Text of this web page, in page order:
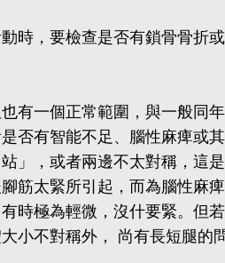
時，要檢查是否有鎖骨骨折或
有一個正常範圍，與一般同
否有智能不足、腦性麻痺或
」，或者兩邊不太對稱，這
筋太緊所引起，而為腦性麻
時極為輕微，沒什要緊。但
小不對稱外， 尚有長短腿的